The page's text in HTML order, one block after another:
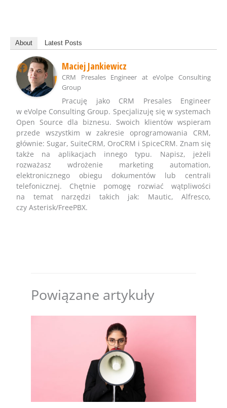
About Latest Posts
Maciej Jankiewicz
CRM Presales Engineer ateVolpe Consulting
Group
Pracuję jako CRM Presales Engineer
w eVolpe Consulting Group. Specjalizuję się w systemach
Open Source dla biznesu. Swoich klientów wspieram
przede wszystkim w zakresie oprogramowania CRM,
głównie: Sugar, SuiteCRM, OroCRM i SpiceCRM. Znam się
także na aplikacjach innego typu. Napisz, jeżeli
rozważasz wdrożenie marketing automation,
elektronicznego obiegu dokumentów lub centrali
telefonicznej. Chętnie pomogę rozwiać wątpliwości
na temat narzędzi takich jak: Mautic, Alfresco,
czy Asterisk/FreePBX.
Powiązane artykuły